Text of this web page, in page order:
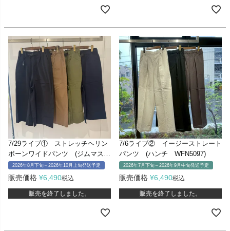
7/29ライブ① ストレッチヘリン
ボーンワイドパンツ (ジムマスタ
ー G521754)
2026年8月下旬～2026年10月上旬発送予定
販売価格 ¥6,490税込
販売を終了しました。
7/6ライブ② イージーストレート
パンツ (ハンチ WFN5097)
2026年7月下旬～2026年9月中旬発送予定
販売価格 ¥6,490税込
販売を終了しました。